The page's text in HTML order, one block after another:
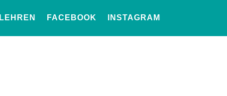
LEHREN FACEBOOK INSTAGRAM